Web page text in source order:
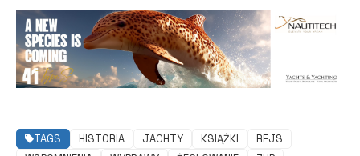
TAGS HISTORIA JACHTY KSIĄŻKI
REJS